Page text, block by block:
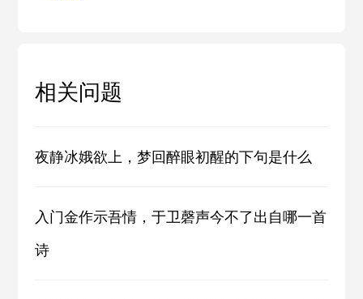
相关问题
夜静冰娥欲上，梦回醉眼初醒的下句是什么
入门金作示吾情，于卫磬声今不了出自哪一首
诗